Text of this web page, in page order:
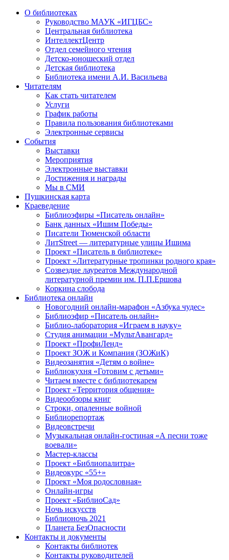
О библиотеках
Руководство МАУК «ИГЦБС»
Центральная библиотека
ИнтеллектЦентр
Отдел семейного чтения
Детско-юношеский отдел
Детская библиотека
Библиотека имени А.И. Васильева
Читателям
Как стать читателем
Услуги
График работы
Правила пользования библиотеками
Электронные сервисы
События
Выставки
Мероприятия
Электронные выставки
Достижения и награды
Мы в СМИ
Пушкинская карта
Краеведение
Библиоэфиры «Писатель онлайн»
Банк данных «Ишим Победы»
Писатели Тюменской области
ЛитStreet — литературные улицы Ишима
Проект «Писатель в библиотеке»
Проект «Литературные тропинки родного края»
Созвездие лауреатов Международной
литературной премии им. П.П.Ершова
Коркина слобода
Библиотека онлайн
Новогодний онлайн-марафон «Азбука чудес»
Библиоэфир «Писатель онлайн»
Библио-лаборатория «Играем в науку»
Студия анимации «МультАвангард»
Проект «ПрофиЛенд»
Проект ЗОЖ и Компания (ЗОЖиК)
Видеозанятия «Детям о войне»
Библиокухня «Готовим с детьми»
Читаем вместе с библиотекарем
Проект «Территория общения»
Видеообзоры книг
Строки, опаленные войной
Библиорепортаж
Видеовстречи
Музыкальная онлайн-гостиная «А песни тоже
воевали»
Мастер-классы
Проект «Библиопалитра»
Видеокурс «55+»
Проект «Моя родословная»
Онлайн-игры
Проект «БиблиоСад»
Ночь искусств
Библионочь 2021
Планета БезОпасности
Контакты и документы
Контакты библиотек
Контакты руководителей